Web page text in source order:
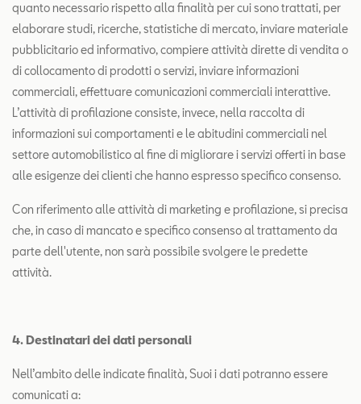
quanto necessario rispetto alla finalità per cui sono trattati, per
elaborare studi, ricerche, statistiche di mercato, inviare materiale
pubblicitario ed informativo, compiere attività dirette di vendita o
di collocamento di prodotti o servizi, inviare informazioni
commerciali, effettuare comunicazioni commerciali interattive.
L’attività di profilazione consiste, invece, nella raccolta di
informazioni sui comportamenti e le abitudini commerciali nel
settore automobilistico al fine di migliorare i servizi offerti in base
alle esigenze dei clienti che hanno espresso specifico consenso.
Con riferimento alle attività di marketing e profilazione, si precisa
che, in caso di mancato e specifico consenso al trattamento da
parte dell'utente, non sarà possibile svolgere le predette
attività.
4. Destinatari dei dati personali
Nell’ambito delle indicate finalità, Suoi i dati potranno essere
comunicati a: